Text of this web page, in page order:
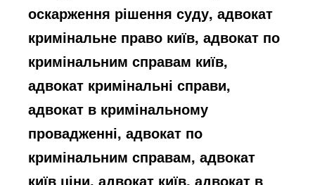
оскарження рішення суду, адвокат
кримінальне право київ, адвокат по
кримінальним справам київ,
адвокат кримінальні справи,
адвокат в кримінальному
провадженні, адвокат по
кримінальним справам, адвокат
київ ціни, адвокат київ, адвокат в